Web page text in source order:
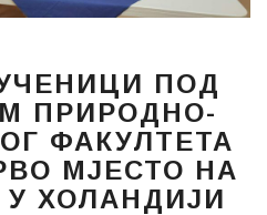
ПОД
ПРИРОДНО-
ФАКУЛТЕТА
МЈЕСТО НА
У ХОЛАНДИЈИ